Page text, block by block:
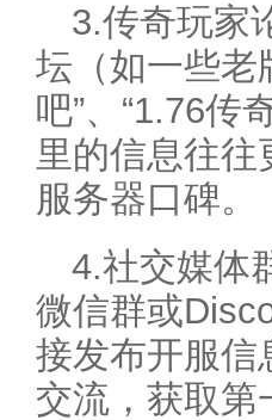
3.传奇玩家
坛（如一些老
吧”、“1.76传
里的信息往
服务器口碑。
4.社交媒体
微信群或
接发布开服信
交流，获取第